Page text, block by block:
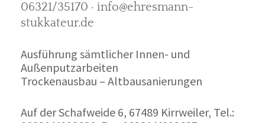
06321/35170 · info@ehresmann-
stukkateur.de
Ausführung sämtlicher Innen- und
Außenputzarbeiten
Trockenausbau – Altbausanierungen
Auf der Schafweide 6, 67489 Kirrweiler, Tel.: